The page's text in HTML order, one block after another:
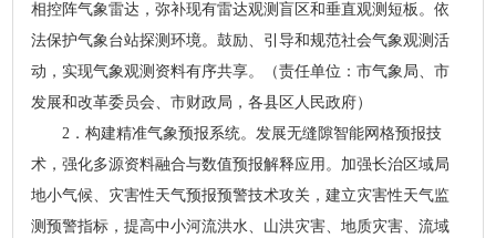
相控阵气象雷达，弥补现有雷达观测盲区和垂直观测短板。依
法保护气象台站探测环境。鼓励、引导和规范社会气象观测活
动，实现气象观测资料有序共享。（责任单位：市气象局、市
发展和改革委员会、市财政局，各县区人民政府）
2．构建精准气象预报系统。发展无缝隙智能网格预报技
术，强化多源资料融合与数值预报解释应用。加强长治区域局
地小气候、灾害性天气预报预警技术攻关，建立灾害性天气监
测预警指标，提高中小河流洪水、山洪灾害、地质灾害、流域